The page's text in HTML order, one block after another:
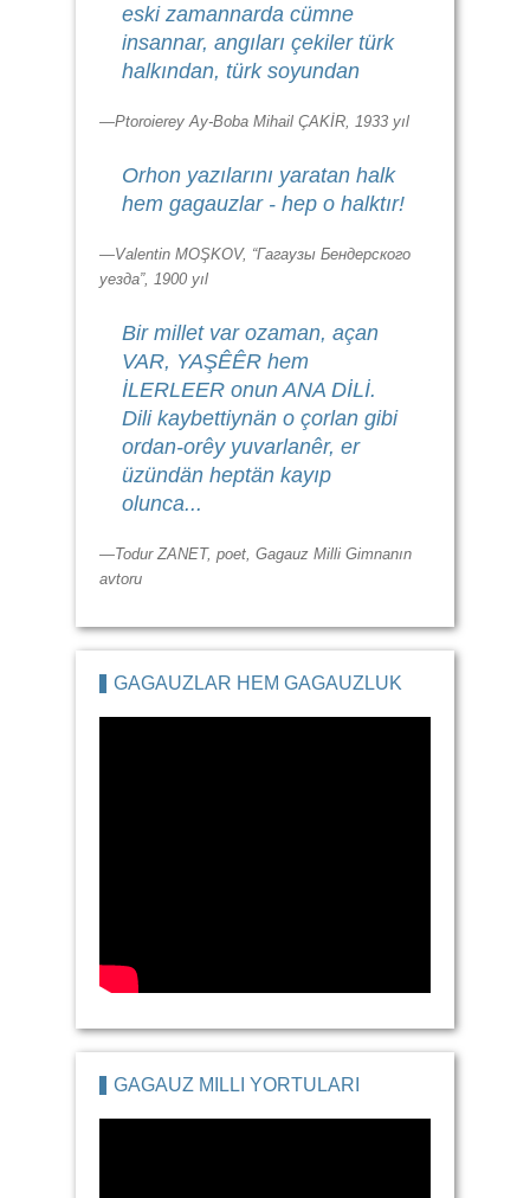
eski zamannarda cümne
insannar, angıları çekiler türk
halkından, türk soyundan
—Ptoroierey Ay-Boba Mihail ÇAKİR, 1933 yıl
Orhon yazılarını yaratan halk
hem gagauzlar - hep o halktır!
—Valentin MOŞKOV, “Гагаузы Бендерского
уезда”, 1900 yıl
Bir millet var ozaman, açan
VAR, YAŞÊÊR hem
İLERLEER onun ANA DİLİ.
Dili kaybettiynän o çorlan gibi
ordan-orêy yuvarlanêr, er
üzündän heptän kayıp
olunca...
—Todur ZANET, poet, Gagauz Milli Gimnanın
avtoru
GAGAUZLAR HEM GAGAUZLUK
GAGAUZ MILLI YORTULARI